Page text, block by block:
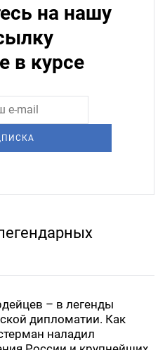
на нашу
в курсе
– в легенды
дипломатии. Как
наладил